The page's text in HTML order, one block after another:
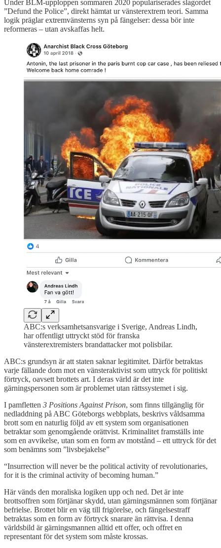
Under BLM-upploppen sommaren 2020 populariserades slagordet
”Defund the Police”, direkt hämtat ur vänsterextrem teori. Samma
logik präglar extremvänsterns syn på fängelser: dessa bör inte
reformeras – utan avskaffas helt.
ABC:s verksamhetsansvarige i Sverige, Andreas Lindh,
har offentligt uttryckt stöd för franska
vänsterextremisters brandattacker mot polisbilar.
ABC:s grundsyn är att staten saknar legitimitet. Därför betraktas
varje fällande dom mot en vänsteraktivist som uttryck för politiskt
förtryck, oavsett brottets art. I deras värld är det inte
gärningspersonen som är problemet utan rättssystemet i sig.
I pamfletten 3 Positions Against Prison, som finns tillgänglig för
nedladdning på ABC Göteborgs webbplats, beskrivs våldsamma
brott som en naturlig följd av ett system som organisationen
betraktar som genomgående orättvist. Kriminalitet framställs inte
som en avvikelse, utan som en form av motstånd – ett uttryck för det
som benämns som ”livsbejakelse”
“Insurrection will never be the political activity of revolutionaries,
for it is the criminal activity of becoming human.”
Här vänds den moraliska logiken upp och ned. Det är inte
brottsoffren som förtjänar skydd, utan gärningsmännen som förtjänar
befrielse. Brottet blir en väg till frigörelse, och fängelsestraff
betraktas som en form av förtryck snarare än rättvisa. I denna
världsbild är gärningsmannen alltid ett offer, och offret en
representant för det system som måste krossas.